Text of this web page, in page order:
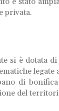
privata.
si è dotata
di
del